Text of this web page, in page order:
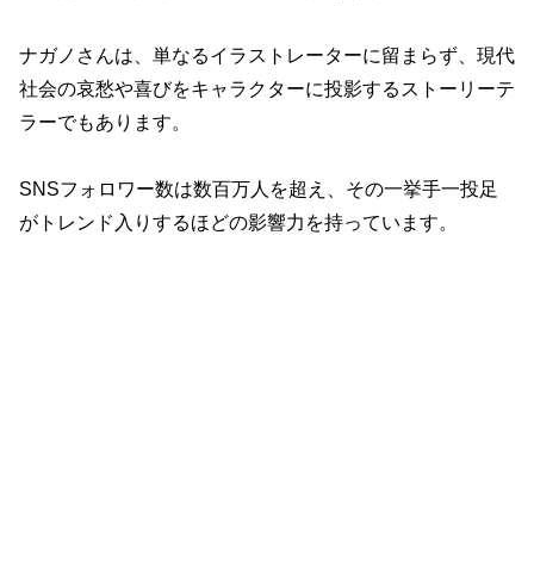
ナガノさんは、単なるイラストレーターに留まらず、現代
社会の哀愁や喜びをキャラクターに投影するストーリーテ
ラーでもあります。
SNSフォロワー数は数百万人を超え、その一挙手一投足
がトレンド入りするほどの影響力を持っています。